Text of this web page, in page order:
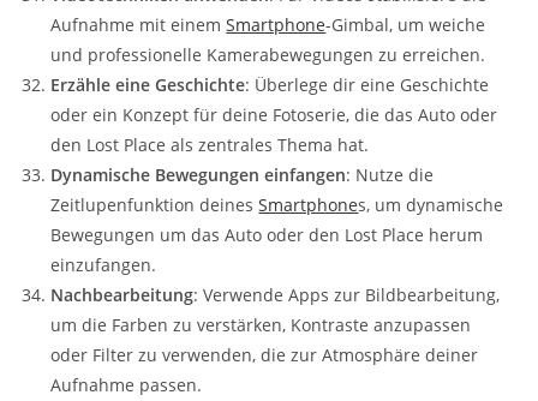
Aufnahme mit einemSmartphone-Gimbal, um weiche
und professionelle Kamerabewegungen zu erreichen.
Erzähle eine Geschichte: Überlege dir eine Geschichte
oder ein Konzept für deine Fotoserie, die das Auto oder
den Lost Place als zentrales Thema hat.
Dynamische Bewegungen einfangen: Nutze die
Zeitlupenfunktion deinesSmartphones, um dynamische
Bewegungen um das Auto oder den Lost Place herum
einzufangen.
Nachbearbeitung: Verwende Apps zur Bildbearbeitung,
um die Farben zu verstärken, Kontraste anzupassen
oder Filter zu verwenden, die zur Atmosphäre deiner
Aufnahme passen.